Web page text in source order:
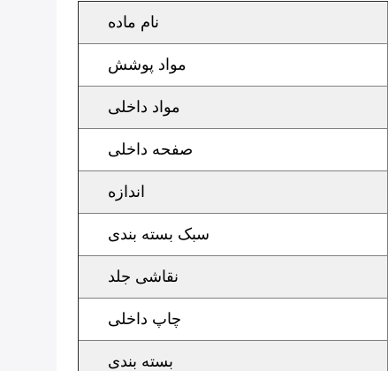
نام ماده
مواد پوشش
مواد داخلی
صفحه داخلی
اندازه
سبک بسته بندی
نقاشی جلد
چاپ داخلی
بسته بندی